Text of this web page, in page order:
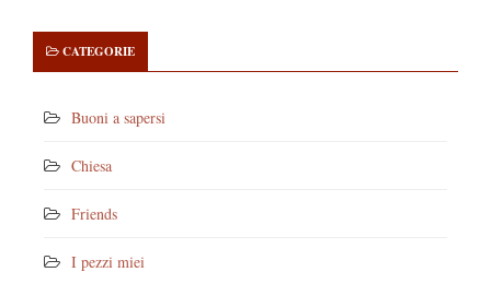
CATEGORIE
Buoni a sapersi
Chiesa
Friends
I pezzi miei